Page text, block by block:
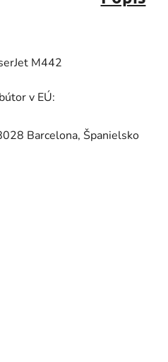
M442
v EÚ:
Barcelona, Španielsko